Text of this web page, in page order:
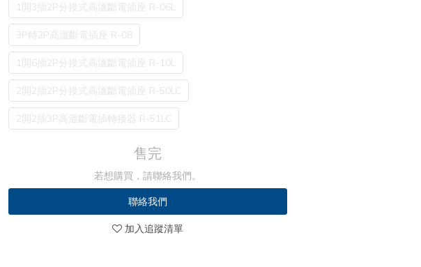
1開3插2P分接式高溫斷電插座 R-06L
3P轉2P高溫斷電插座 R-08
1開6插2P分接式高溫斷電插座 R-10L
2開2插2P分接式高溫斷電插座 R-50LC
2開2插3P高溫斷電插轉接器 R-51LC
售完
若想購買，請聯絡我們。
聯絡我們
加入追蹤清單